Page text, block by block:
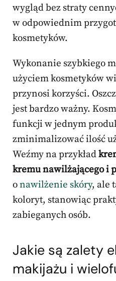
wygląd bez straty
w odpowiednim
kosmetyków.
Wykonanie szybkiego
użyciem kosmetyków
przynosi korzyści.
jest bardzo ważny.
funkcji w jednym
zminimalizować ilość
Weźmy na przykład
kremu nawilżającego i
onawilżenie skóry, ale
koloryt, stanowiąc
zabieganych osób.
Jakie są zalety
makijażu i